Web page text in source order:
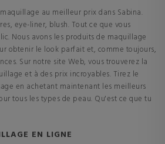
au meilleur prix dans Sabina.
eye-liner, blush. Tout ce que vous
Nous avons les produits de maquillage
obtenir le look parfait et, comme toujours,
Sur notre site Web, vous trouverez la
et à des prix incroyables. Tirez le
en achetant maintenant les meilleurs
tous les types de peau. Qu'est ce que tu
EN LIGNE